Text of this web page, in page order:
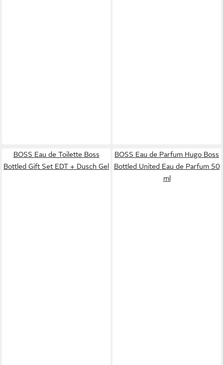
BOSS Eau de Toilette Boss
Bottled Gift Set EDT + Dusch Gel
BOSS Eau de Parfum Hugo Boss
Bottled United Eau de Parfum 50
ml